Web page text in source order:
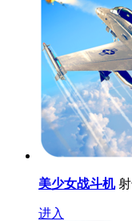
美少女战斗机
进入